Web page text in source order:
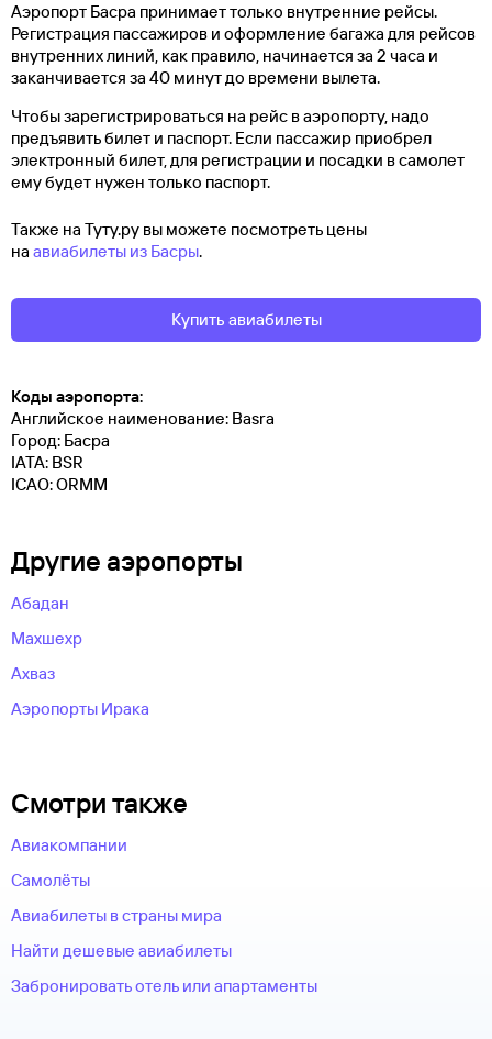
Аэропорт Басра принимает только внутренние рейсы.
Регистрация пассажиров и оформление багажа для рейсов
внутренних линий, как правило, начинается за 2 часа и
заканчивается за 40 минут до времени вылета.
Чтобы зарегистрироваться на рейс в аэропорту, надо
предъявить билет и паспорт. Если пассажир приобрел
электронный билет, для регистрации и посадки в самолет
ему будет нужен только паспорт.
Также на Туту.ру вы можете посмотреть цены
на авиабилеты из Басры.
Купить авиабилеты
Коды аэропорта:
Английское наименование: Basra
Город: Басра
IATA: BSR
ICAO: ORMM
Другие аэропорты
Абадан
Махшехр
Ахваз
Аэропорты Ирака
Смотри также
Авиакомпании
Самолёты
Авиабилеты в страны мира
Найти дешевые авиабилеты
Забронировать отель или апартаменты